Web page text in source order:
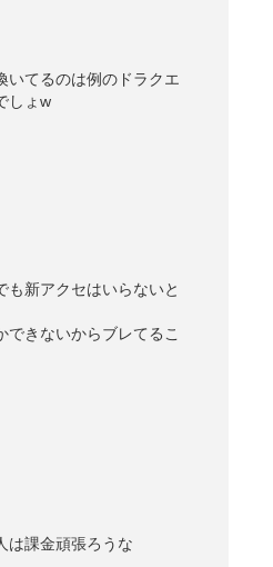
いてるのは例のドラクエ
しょw
も新アクセはいらないと
できないからブレてるこ
は課金頑張ろうな